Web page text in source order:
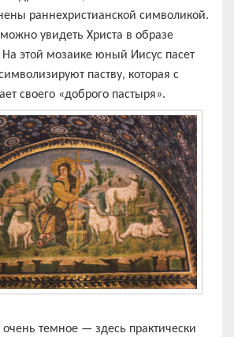
раннехристианской символикой.
увидеть Христа в образе
На этой мозаике юный Иисус пасет
паству, которая с
своего «доброго пастыря».
темное — здесь практически